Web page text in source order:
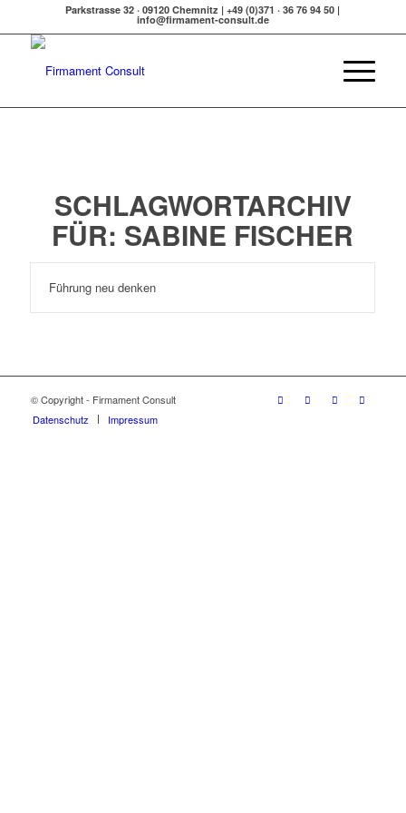
Parkstrasse 32 · 09120 Chemnitz | +49 (0)371 · 36 76 94 50 |
info@firmament-consult.de
SCHLAGWORTARCHIV
FÜR: SABINE FISCHER
Führung neu denken
© Copyright - Firmament Consult
Datenschutz
Impressum